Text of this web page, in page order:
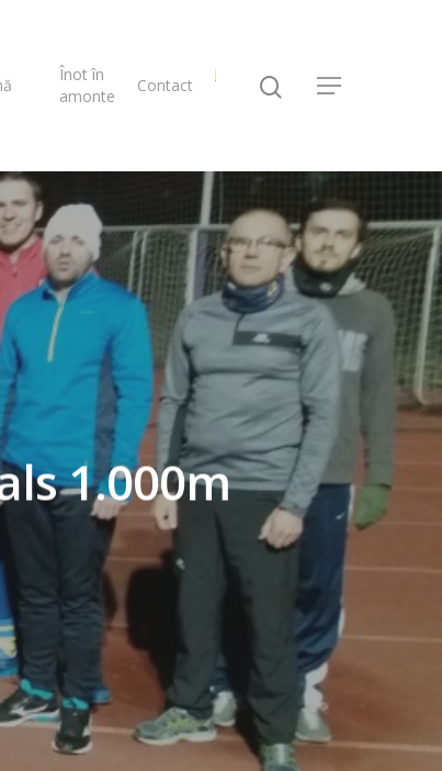
Înot în
amonte
Contact
1.000m